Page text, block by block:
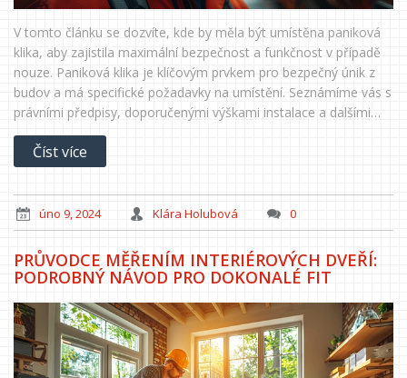
V tomto článku se dozvíte, kde by měla být umístěna paniková
klika, aby zajistila maximální bezpečnost a funkčnost v případě
nouze. Paniková klika je klíčovým prvkem pro bezpečný únik z
budov a má specifické požadavky na umístění. Seznámíme vás s
právními předpisy, doporučenými výškami instalace a dalšími
faktory, které byste měli zvážit pro optimální výběr místa její
instalace.
Číst více
úno 9, 2024 Klára Holubová 0
PRŮVODCE MĚŘENÍM INTERIÉROVÝCH DVEŘÍ:
PODROBNÝ NÁVOD PRO DOKONALÉ FIT